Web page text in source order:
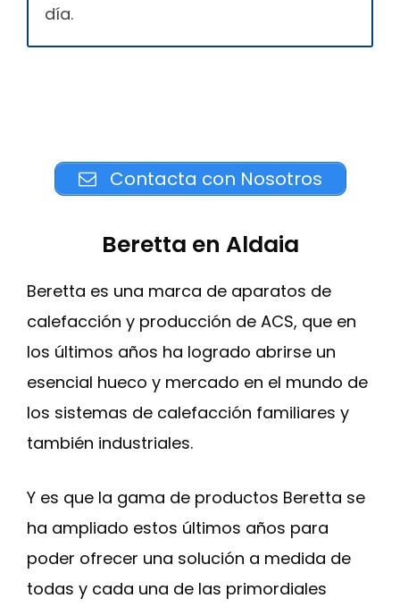
día.
Contacta con Nosotros
Beretta en Aldaia
Beretta es una marca de aparatos de
calefacción y producción de ACS, que en
los últimos años ha logrado abrirse un
esencial hueco y mercado en el mundo de
los sistemas de calefacción familiares y
también industriales.
Y es que la gama de productos Beretta se
ha ampliado estos últimos años para
poder ofrecer una solución a medida de
todas y cada una de las primordiales